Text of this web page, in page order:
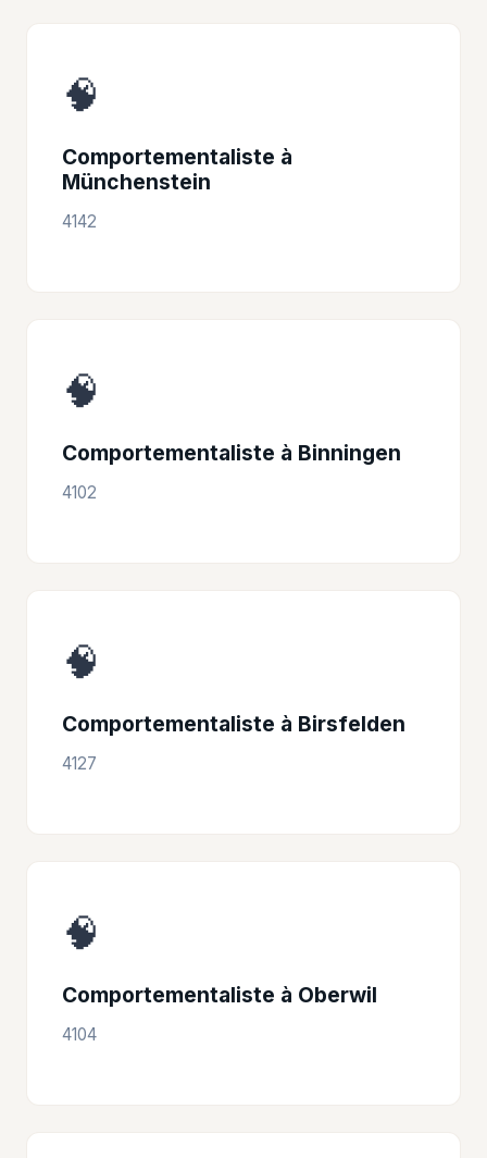
🧠
Comportementaliste à
Münchenstein
4142
🧠
Comportementaliste à Binningen
4102
🧠
Comportementaliste à Birsfelden
4127
🧠
Comportementaliste à Oberwil
4104